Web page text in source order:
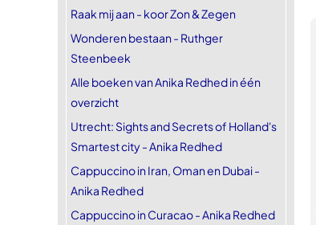
Raak mij aan - koor Zon & Zegen
Wonderen bestaan - Ruthger
Steenbeek
Alle boeken van Anika Redhed in één
overzicht
Utrecht: Sights and Secrets of Holland's
Smartest city - Anika Redhed
Cappuccino in Iran, Oman en Dubai -
Anika Redhed
Cappuccino in Curacao - Anika Redhed